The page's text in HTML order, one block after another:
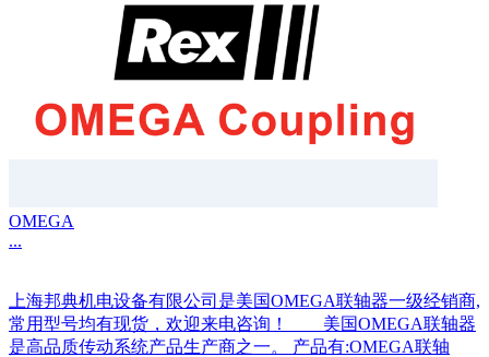
OMEGA
...
上海邦典机电设备有限公司是美国OMEGA联轴器一级经销商,
常用型号均有现货，欢迎来电咨询！ 美国OMEGA联轴器
是高品质传动系统产品生产商之一。 产品有:OMEGA联轴